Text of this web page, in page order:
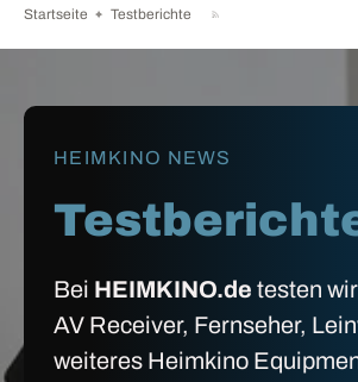
Startseite Testberichte
HEIMKINO NEWS
Bei HEIMKINO.de testen
AV Receiver, Fernseher,
weiteres Heimkino